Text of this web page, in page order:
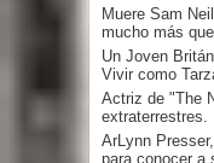
Muere Sam
mucho más
Un Joven
Vivir como
Actriz de "The
extraterrestres.
ArLynn
para conocer a